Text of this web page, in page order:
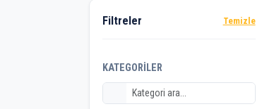
Filtreler Temizle
KATEGORILER